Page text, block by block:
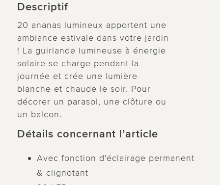
Descriptif
20 ananas lumineux apportent une
ambiance estivale dans votre jardin
! La guirlande lumineuse à énergie
solaire se charge pendant la
journée et crée une lumière
blanche et chaude le soir. Pour
décorer un parasol, une clôture ou
un balcon.
Détails concernant l’article
Avec fonction d'éclairage permanent
& clignotant